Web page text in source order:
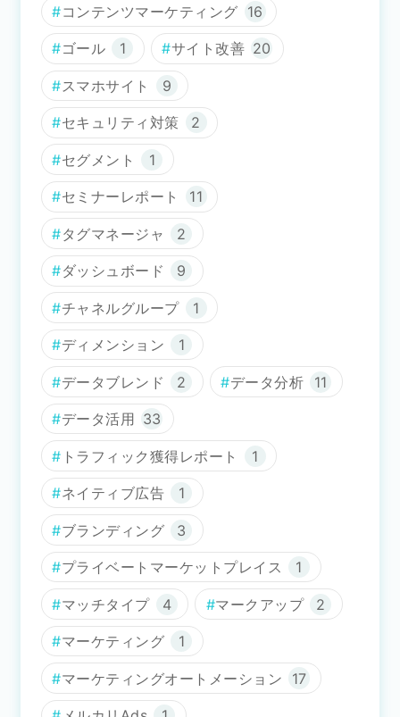
コンテンツマーケティング 16
ゴール 1 サイト改善 20
スマホサイト 9
セキュリティ対策 2
セグメント 1
セミナーレポート 11
タグマネージャ 2
ダッシュボード 9
チャネルグループ 1
ディメンション 1
データブレンド 2 データ分析 11
データ活用 33
トラフィック獲得レポート 1
ネイティブ広告 1
ブランディング 3
プライベートマーケットプレイス 1
マッチタイプ 4 マークアップ 2
マーケティング 1
マーケティングオートメーション 17